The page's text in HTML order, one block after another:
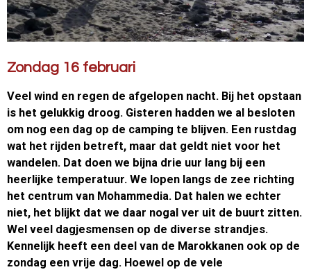
Zondag 16 februari
Veel wind en regen de afgelopen nacht. Bij het opstaan
is het gelukkig droog. Gisteren hadden we al besloten
om nog een dag op de camping te blijven. Een rustdag
wat het rijden betreft, maar dat geldt niet voor het
wandelen. Dat doen we bijna drie uur lang bij een
heerlijke temperatuur. We lopen langs de zee richting
het centrum van Mohammedia. Dat halen we echter
niet, het blijkt dat we daar nogal ver uit de buurt zitten.
Wel veel dagjesmensen op de diverse strandjes.
Kennelijk heeft een deel van de Marokkanen ook op de
zondag een vrije dag. Hoewel op de vele